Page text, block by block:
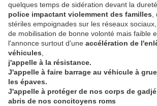
quelques temps de sidération devant la
police impactant violemment des familles
stériles empoignades sur les réseaux
de mobilisation de bonne volonté mais faible
l'annonce surtout d'une accélération de
véhicules
j'appelle à la résistance.
J'appelle à faire barrage au véhicule à grue
les épaves.
J'appelle à protéger de nos corps de
abris de nos concitoyens roms